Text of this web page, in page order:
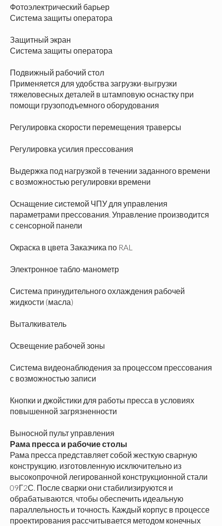
Фотоэлектрический барьер
Система защиты оператора
Защитный экран
Система защиты оператора
Подвижный рабочий стол
Применяется для удобства загрузки-выгрузки
тяжеловесных деталей в штамповую оснастку при
помощи грузоподъемного оборудования
Регулировка скорости перемещения траверсы
Регулировка усилия прессования
Выдержка под нагрузкой в течении заданного времени
с возможностью регулировки времени
Оснащение системой ЧПУ для управления
параметрами прессования. Управление производится
с сенсорной панели
Окраска в цвета Заказчика по RAL
Электронное табло-манометр
Система принудительного охлаждения рабочей
жидкости (масла)
Выталкиватель
Освещение рабочей зоны
Система видеонаблюдения за процессом прессования
с возможностью записи
Кнопки и джойстики для работы пресса в условиях
повышенной загрязненности
Выносной пульт управления
Рама пресса и рабочие столы
Рама пресса представляет собой жесткую сварную
конструкцию, изготовленную исключительно из
высокопрочной легированной конструкционной стали
09Г2С. После сварки они стабилизируются и
обрабатываются, чтобы обеспечить идеальную
параллельность и точность. Каждый корпус в процессе
проектирования рассчитывается методом конечных